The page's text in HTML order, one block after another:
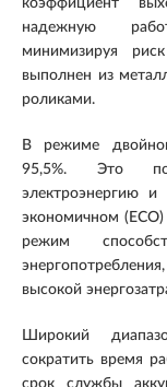
коэффициент
надежную
минимизируя
выполнен из
роликами.
В режиме
95,5%. Это
электроэнергию
экономичном
режим
высокой
Широкий
сократить время
срок службы